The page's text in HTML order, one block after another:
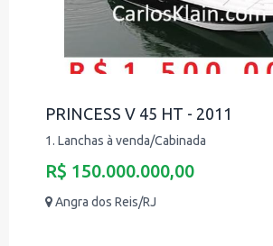
PRINCESS V 45 HT - 2011
1. Lanchas à venda/Cabinada
R$ 150.000.000,00
Angra dos Reis/RJ